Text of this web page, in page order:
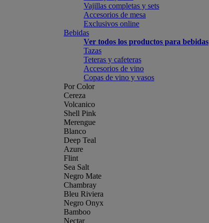
Vajillas completas y sets
Accesorios de mesa
Exclusivos online
Bebidas
Ver todos los productos para bebidas
Tazas
Teteras y cafeteras
Accesorios de vino
Copas de vino y vasos
Por Color
Cereza
Volcanico
Shell Pink
Merengue
Blanco
Deep Teal
Azure
Flint
Sea Salt
Negro Mate
Chambray
Bleu Riviera
Negro Onyx
Bamboo
Nectar